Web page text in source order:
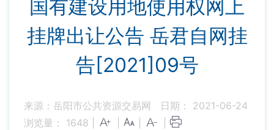
国有建设用地使用权网上
挂牌出让公告 岳君自网挂
告[2021]09号
来源：岳阳市公共资源交易网
日期： 2021-06-24
浏览量： 1648